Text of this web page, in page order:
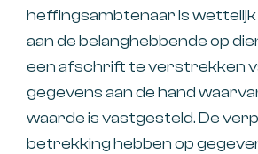
heffingsambtenaar is
aan de belanghebbende op
een afschrift te verstrekken
gegevens aan de hand
waarde is vastgesteld. De
betrekking hebben op